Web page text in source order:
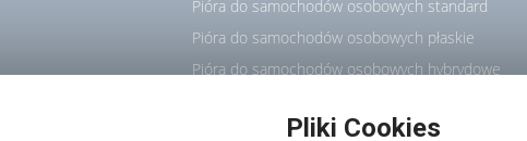
Pliki Cookies
Pióra do samochodów osobowych standard
Pióra do samochodów osobowych płaskie
Pióra do samochodów osobowych hybrydowe
Wycieraczki pantograficzne